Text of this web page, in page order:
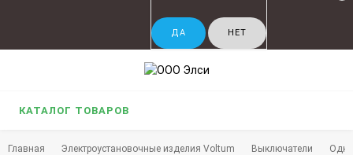
КАТАЛОГ ТОВАРОВ
Главная Электроустановочные изделия Voltum Выключатели